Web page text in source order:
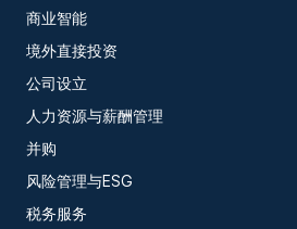
商业智能
境外直接投资
公司设立
人力资源与薪酬管理
并购
风险管理与ESG
税务服务